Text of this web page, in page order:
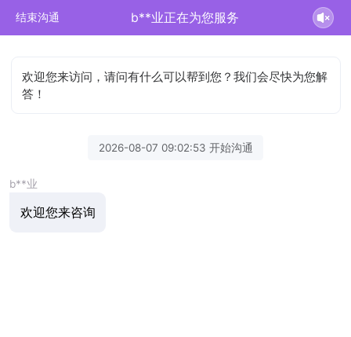
结束沟通 b**业正在为您服务
欢迎您来访问，请问有什么可以帮到您？我们会尽快为您解
答！
2026-08-07 09:02:53 开始沟通
b**业
欢迎您来咨询